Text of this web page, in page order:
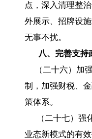
点，深入清理整
外展示、招牌设
无事不扰。
八、完善支持
（二十六）加强
制，加强财税、
策体系。
（二十七）强化
业态新模式的有